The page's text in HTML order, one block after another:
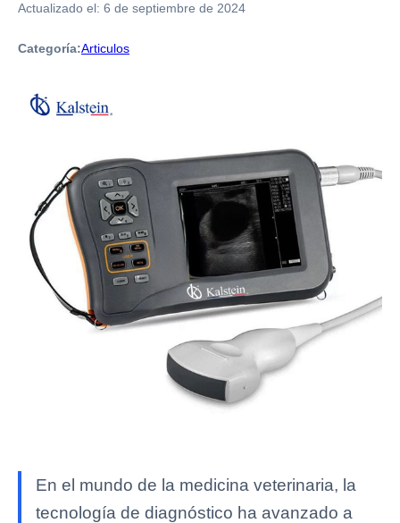
Actualizado el: 6 de septiembre de 2024
Categoría:Articulos
En el mundo de la medicina veterinaria, la
tecnología de diagnóstico ha avanzado a